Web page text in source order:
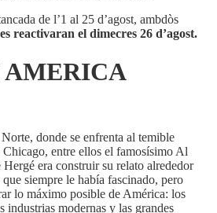
de l’1 al 25 d’agost, ambdòs
reactivaran el dimecres 26 d’agost.
donde se enfrenta al temible
Chicago, entre ellos el famosísimo Al
era construir su relato alrededor
siempre le había fascinado, pero
lo máximo posible de América: los
industrias modernas y las grandes